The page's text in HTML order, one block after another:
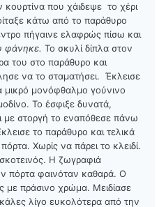
που χάιδεψε το χέρι
κάτω από το παράθυρο
πήγαινε ελαφρώς πίσω και
φάνηκε. Το σκυλί δίπλα στον
του στο παράθυρο και
να το σταματήσει. Έκλεισε
μικρό μονόφθαλμο γούνινο
Το έσφιξε δυνατά,
στοργή το εναπόθεσε πάνω
το παράθυρο και τελικά
Χωρίς να πάρει το κλειδί.
Η ζωγραφιά
πόρτα φαινόταν καθαρά. Ο
με πράσινο χρώμα. Μειδίασε
λίγο ευκολότερα από την